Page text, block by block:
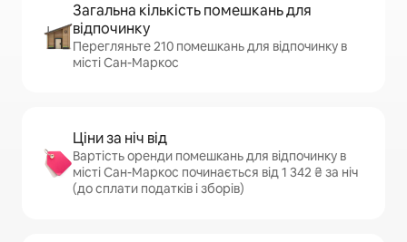
Загальна кількість помешкань для
відпочинку
Перегляньте 210 помешкань для відпочинку в
місті Сан-Маркос
Ціни за ніч від
Вартість оренди помешкань для відпочинку в
місті Сан-Маркос починається від 1 342 ₴ за ніч
(до сплати податків і зборів)